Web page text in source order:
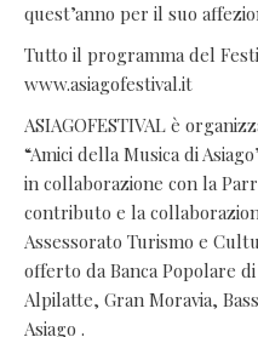
quest’anno per il suo
Tutto il programma del
www.asiagofestival.it
ASIAGOFESTIVAL è
“Amici della Musica di
in collaborazione con la
contributo e la
Assessorato Turismo e
offerto da Banca Popolare
Alpilatte, Gran Moravia,
Asiago .